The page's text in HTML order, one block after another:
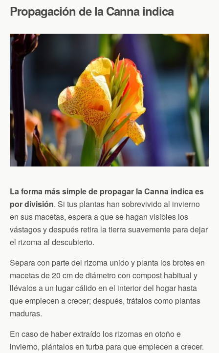
Propagación de la Canna indica
La forma más simple de propagar la Canna indica es
por división. Si tus plantas han sobrevivido al invierno
en sus macetas, espera a que se hagan visibles los
vástagos y después retira la tierra suavemente para dejar
el rizoma al descubierto.
Separa con parte del rizoma unido y planta los brotes en
macetas de 20 cm de diámetro con compost habitual y
llévalos a un lugar cálido en el interior del hogar hasta
que empiecen a crecer; después, trátalos como plantas
maduras.
En caso de haber extraído los rizomas en otoño e
invierno, plántalos en turba para que empiecen a crecer.